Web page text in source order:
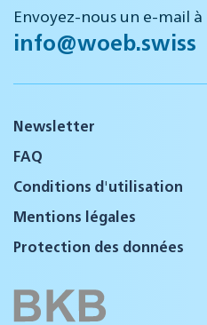
Envoyez-nous un e-mail à
info@woeb.swiss
Newsletter
FAQ
Conditions d'utilisation
Mentions légales
Protection des données